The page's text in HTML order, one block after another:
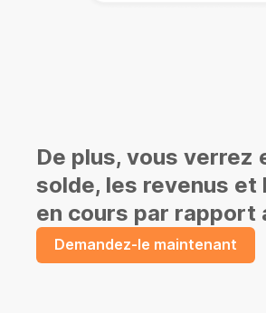
De plus, vous verrez
solde, les revenus et
en cours par rapport
Demandez-le maintenant